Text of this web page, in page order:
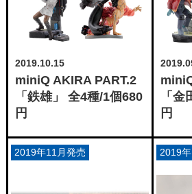
2019.10.15
miniQ AKIRA PART.2
「鉄雄」 全4種/1個680
円
「
円
2019年11月発売 2019